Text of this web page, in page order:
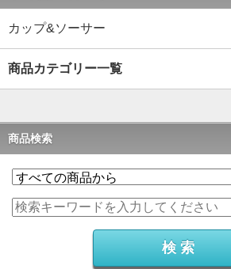
カップ&ソーサー
商品カテゴリー一覧
商品検索